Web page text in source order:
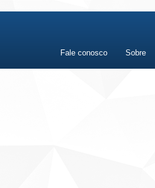
Fale conosco Sobre